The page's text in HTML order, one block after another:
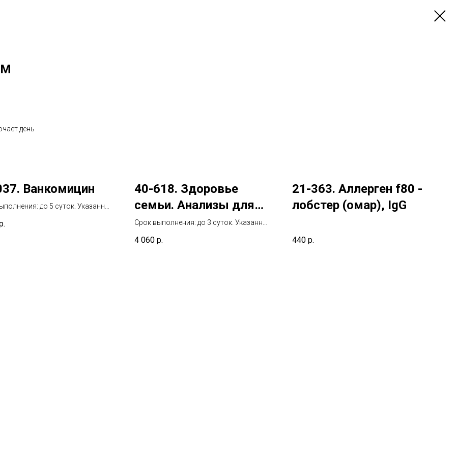
день
Ванкомицин
до 5 суток. Указанный
40-618. Здоровье
семьи. Анализы для
мужчин
Срок выполнения: до 3 суток. Указанный
биоматериала
4 060 р.
21-363. Аллерген f80 -
лобстер (омар), IgG
440 р.